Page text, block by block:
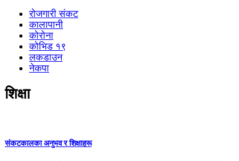
रोजगारी संकट
कालापानी
कोरोना
कोभिड १९
लकडाउन
नेकपा
शिक्षा
संकटकालका अनुभव र शिक्षाहरू